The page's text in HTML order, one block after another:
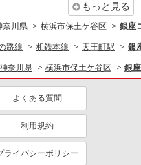
内勤務OK
費支給
もっと見る
奈川県 横浜市保土ケ谷区 銀座
路線 相鉄本線 天王町駅 銀
神奈川県 横浜市保土ケ谷区 銀
よくある質問
利用規約
ライバシーポリシー